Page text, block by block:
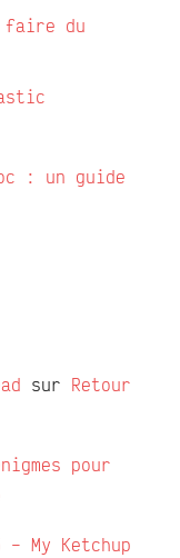
faire du
: un guide
sur Retour
pour
– My Ketchup